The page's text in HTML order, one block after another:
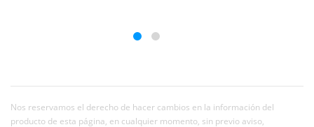
Nos reservamos el derecho de hacer cambios en la información del
producto de esta página, en cualquier momento, sin previo aviso,